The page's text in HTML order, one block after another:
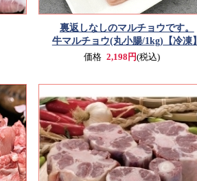
裏返しなしのマルチョウです。
牛マルチョウ(丸小腸/1kg) 【冷凍】
価格 2,198円(税込)